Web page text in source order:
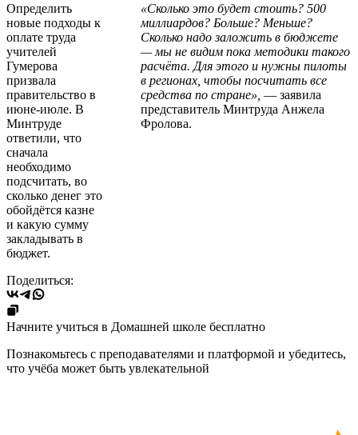
Определить
новые подходы к
оплате труда
учителей
Гумерова
призвала
правительство в
июне-июле. В
Минтруде
ответили, что
сначала
необходимо
подсчитать, во
сколько денег это
обойдётся казне
и какую сумму
закладывать в
бюджет.
«Сколько это будет стоить? 500
миллиардов? Больше? Меньше?
Сколько надо заложить в бюджете
— мы не видим пока методики такого
расчёта. Для этого и нужны пилоты
в регионах, чтобы посчитать все
средства по стране», — заявила
представитель Минтруда Анжела
Фролова.
Поделиться:
Начните учиться в Домашней школе бесплатно
Познакомьтесь с преподавателями и платформой и убедитесь,
что учёба может быть увлекательной